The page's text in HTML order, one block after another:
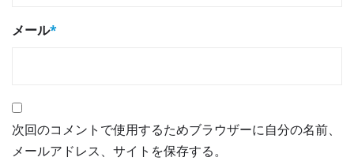
メール*
次回のコメントで使用するためブラウザーに自分の名前、
メールアドレス、サイトを保存する。